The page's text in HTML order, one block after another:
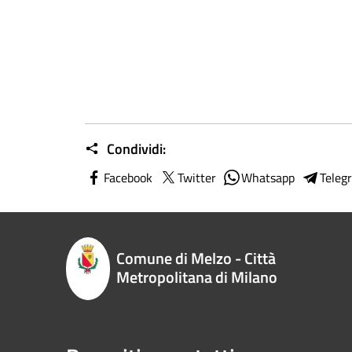
Condividi:
Facebook Twitter Whatsapp
Comune di Melzo - Città
Metropolitana di Milano